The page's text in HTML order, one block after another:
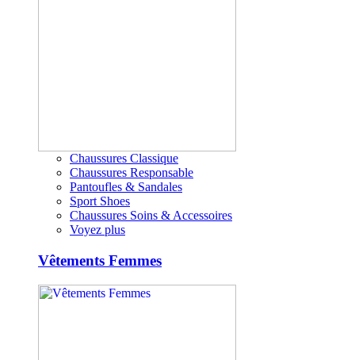
Chaussures Classique
Chaussures Responsable
Pantoufles & Sandales
Sport Shoes
Chaussures Soins & Accessoires
Voyez plus
Vêtements Femmes